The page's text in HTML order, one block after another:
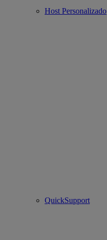
Host Personalizado
QuickSupport